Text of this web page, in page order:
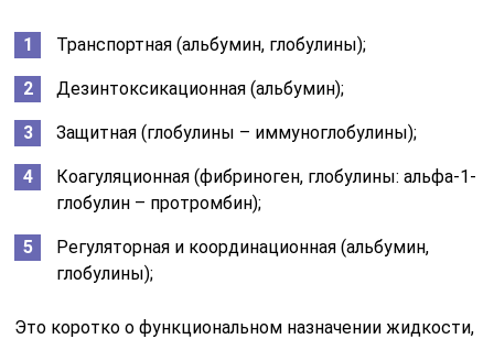
Транспортная (альбумин, глобулины);
Дезинтоксикационная (альбумин);
Защитная (глобулины – иммуноглобулины);
Коагуляционная (фибриноген, глобулины: альфа-1-
глобулин – протромбин);
Регуляторная и координационная (альбумин,
глобулины);
Это коротко о функциональном назначении жидкости,